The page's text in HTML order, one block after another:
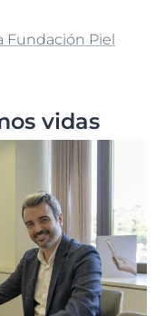
Fundación Piel
vidas